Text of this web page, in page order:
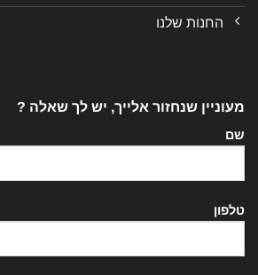
החנות שלנו
מעוניין שנחזור אלייך, יש לך שאלה ?
שם
טלפון